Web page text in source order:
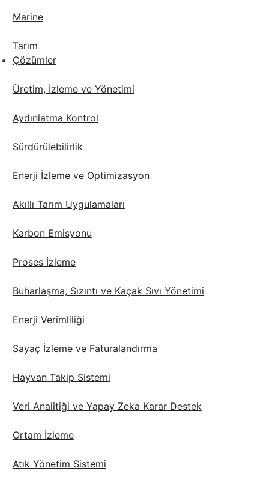
Marine
Tarım
Çözümler
Üretim, İzleme ve Yönetimi
Aydınlatma Kontrol
Sürdürülebilirlik
Enerji İzleme ve Optimizasyon
Akıllı Tarım Uygulamaları
Karbon Emisyonu
Proses İzleme
Buharlaşma, Sızıntı ve Kaçak Sıvı Yönetimi
Enerji Verimliliği
Sayaç İzleme ve Faturalandırma
Hayvan Takip Sistemi
Veri Analitiği ve Yapay Zeka Karar Destek
Ortam İzleme
Atık Yönetim Sistemi